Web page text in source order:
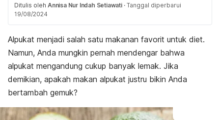
Ditulis oleh Annisa Nur Indah Setiawati · Tanggal diperbarui
19/08/2024
Alpukat menjadi salah satu makanan favorit untuk diet.
Namun, Anda mungkin pernah mendengar bahwa
alpukat mengandung cukup banyak lemak. Jika
demikian, apakah makan alpukat justru bikin Anda
bertambah gemuk?